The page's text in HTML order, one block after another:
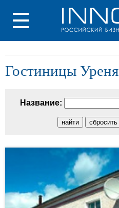
Гостиницы Уреня
Название: